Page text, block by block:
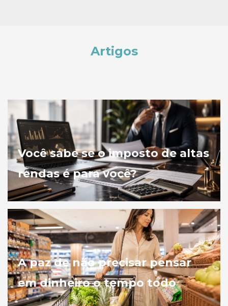
Artigos
Você sabe se o imposto de altas
rendas é para você?
A paz de não precisar pensar
em dinheiro o tempo todo